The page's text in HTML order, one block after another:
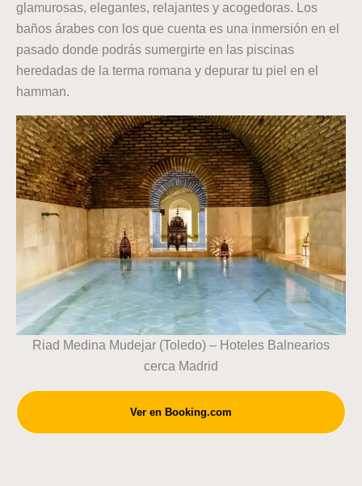
glamurosas, elegantes, relajantes y acogedoras. Los
baños árabes con los que cuenta es una inmersión en el
pasado donde podrás sumergirte en las piscinas
heredadas de la terma romana y depurar tu piel en el
hamman.
Riad Medina Mudejar (Toledo) – Hoteles Balnearios
cerca Madrid
Ver en Booking.com